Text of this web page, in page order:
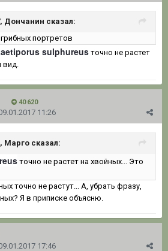
Дончанин сказал:
портретов
sulphureus точно не растет
40 620
11:26
Марго сказал:
точно не растет на хвойных... Это
точно не растут... А, убрать фразу,
Я в приписке объясню.
17:46